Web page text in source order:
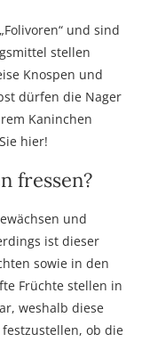
und sind
stellen
Knospen und
dürfen die Nager
Kaninchen
hier!
fressen?
und
ist dieser
sowie in den
Früchte stellen in
weshalb diese
ob die